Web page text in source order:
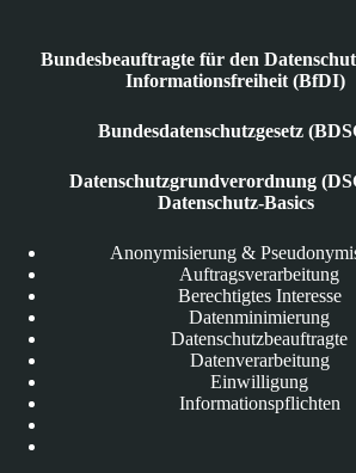
Bundesbeauftragte für den
Informationsfreiheit (BfDI)
Bundesdatenschutzgesetz
Datenschutzgrundverordnung
Datenschutz-Basics
Anonymisierung &
Auftragsverarbeitung
Berechtigtes Interesse
Datenminimierung
Datenschutzbeauftragte
Datenverarbeitung
Einwilligung
Informationspflichten